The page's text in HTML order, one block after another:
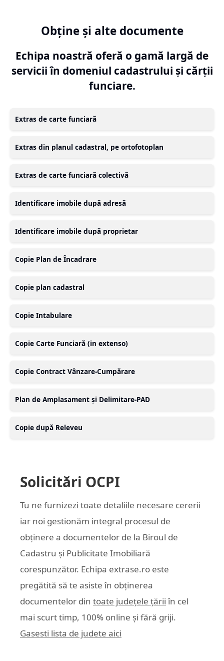
Obține și alte documente
Echipa noastră oferă o gamă largă de
servicii în domeniul cadastrului și cărții
funciare.
Extras de carte funciară
Extras din planul cadastral, pe ortofotoplan
Extras de carte funciară colectivă
Identificare imobile după adresă
Identificare imobile după proprietar
Copie Plan de Încadrare
Copie plan cadastral
Copie Intabulare
Copie Carte Funciară (in extenso)
Copie Contract Vânzare-Cumpărare
Plan de Amplasament și Delimitare-PAD
Copie după Releveu
Solicitări OCPI
Tu ne furnizezi toate detaliile necesare cererii
iar noi gestionăm integral procesul de
obținere a documentelor de la Biroul de
Cadastru și Publicitate Imobiliară
corespunzător. Echipa extrase.ro este
pregătită să te asiste în obținerea
documentelor din toate județele țării în cel
mai scurt timp, 100% online și fără griji.
Gasesti lista de judete aici